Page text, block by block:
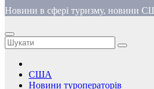
Новини в сфері туризму, новини
США
Новини туроператорів